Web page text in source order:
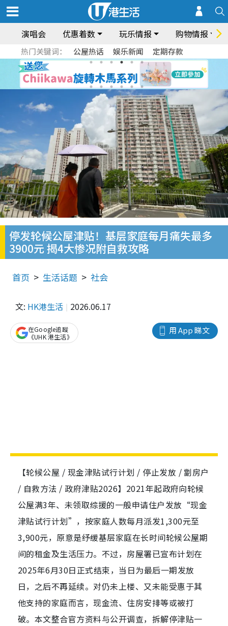
演唱会 优惠着数 玩乐情报 购物情报
热门关键词： 公屋热话 娱乐新闻 定期存款
停发轮候公屋津贴！基层家庭每月痛失最多
3900元 揭4大惨况附自救攻略
首页 生活话题 社会
文: HK港生活 2026.06.17
用 App 睇文
在Google追蹤
《UHK 港生活》
【轮候公屋 / 现金津贴试行计划 / 停止发放 / 劏房户
/ 自救方法 / 政府津贴2026】2021年起政府向轮候
公屋满3年、未领取综援的一般申请住户发放“现金
津贴试行计划”，按家庭人数每月派发1,300元至
3,900元，原意是纾缓基层家庭在长时间轮候公屋期
间的租金及生活压力。不过，房屋署已宣布计划在
2025年6月30日正式结束，当日为最后一期发放
日，之后不再延续。对仍未上楼、又未能受惠于其
他支持的家庭而言，现金流、住房安排等或被打
破。本文整合官方资料与公开调查，拆解停津贴一